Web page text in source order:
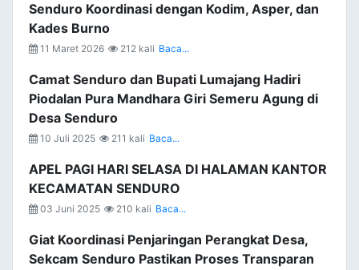
Senduro Koordinasi dengan Kodim, Asper, dan
Kades Burno
11 Maret 2026 212 kali Baca...
Camat Senduro dan Bupati Lumajang Hadiri
Piodalan Pura Mandhara Giri Semeru Agung di
Desa Senduro
10 Juli 2025 211 kali Baca...
APEL PAGI HARI SELASA DI HALAMAN KANTOR
KECAMATAN SENDURO
03 Juni 2025 210 kali Baca...
Giat Koordinasi Penjaringan Perangkat Desa,
Sekcam Senduro Pastikan Proses Transparan